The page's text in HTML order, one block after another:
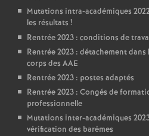
Mutations intra-académiques
les résultats !
Rentrée 2023 : conditions de
Rentrée 2023 : détachement dans
corps des AAE
Rentrée 2023 : postes adaptés
Rentrée 2023 : Congés de
professionnelle
Mutations inter-académiques
vérification des barèmes